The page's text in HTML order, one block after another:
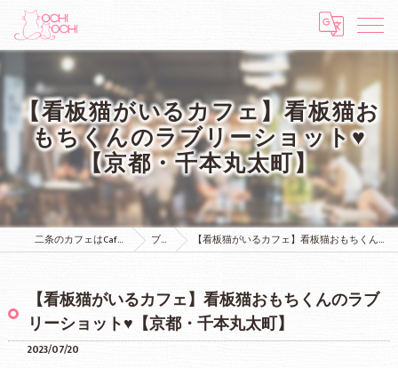
【看板猫がいるカフェ】看板猫お
もちくんのラブリーショット♥
【京都・千本丸太町】
二条のカフェはCafe & Bar MOCHI MOCHI ブログ 【看板猫がいるカフェ】看板猫おもちくんのラブリーショット♥【京都・千本丸太町】
【看板猫がいるカフェ】看板猫おもちくんのラブ
リーショット♥【京都・千本丸太町】
2023/07/20